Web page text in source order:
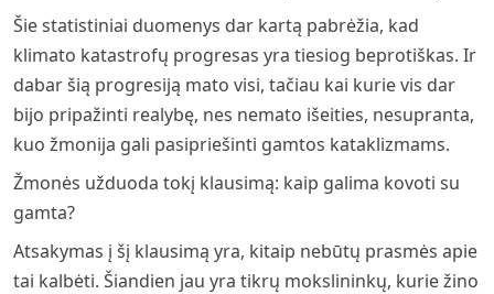
Šie statistiniai duomenys dar kartą pabrėžia, kad
klimato katastrofų progresas yra tiesiog beprotiškas. Ir
dabar šią progresiją mato visi, tačiau kai kurie vis dar
bijo pripažinti realybę, nes nemato išeities, nesupranta,
kuo žmonija gali pasipriešinti gamtos kataklizmams.
Žmonės užduoda tokį klausimą: kaip galima kovoti su
gamta?
Atsakymas į šį klausimą yra, kitaip nebūtų prasmės apie
tai kalbėti. Šiandien jau yra tikrų mokslininkų, kurie žino